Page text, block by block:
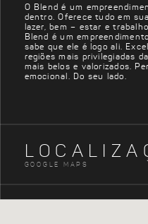
O Blend é um
dentro. Oferece tudo em
lazer, bem – estar e
Blend é um
sabe que ele é logo ali.
regiões mais privilegiadas
mais belos e valorizados.
emocional. Do seu lado.
GOOGLE MAPS